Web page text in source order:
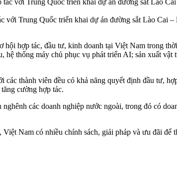
với Trung Quốc triển khai dự án đường sắt Lào
hợp tác, đầu tư, kinh doanh tại Việt Nam trong
hệ thống máy chủ phục vụ phát triển AI; sản xuất
thành viên đều có khả năng quyết định đầu tư,
cường hợp tác.
các doanh nghiệp nước ngoài, trong đó có
Nam có nhiều chính sách, giải pháp và ưu đãi để